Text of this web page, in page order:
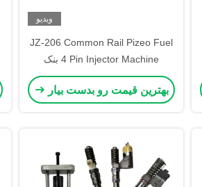
ویدیو
JZ-206 Common Rail Pizeo Fuel
4 Pin Injector Machine بنک
آزمایش تشخیصی
بهترین قیمت رو بدست بیار